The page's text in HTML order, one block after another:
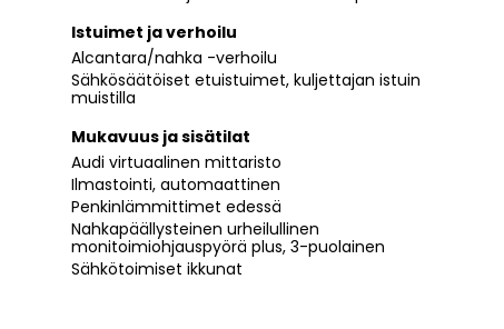
Istuimet ja verhoilu
Alcantara/nahka -verhoilu
Sähkösäätöiset etuistuimet, kuljettajan istuin
muistilla
Mukavuus ja sisätilat
Audi virtuaalinen mittaristo
Ilmastointi, automaattinen
Penkinlämmittimet edessä
Nahkapäällysteinen urheilullinen
monitoimiohjauspyörä plus, 3-puolainen
Sähkötoimiset ikkunat